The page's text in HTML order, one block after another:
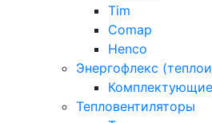
Tim
Comap
Henco
Энергофлекс
Тепловентиляторы